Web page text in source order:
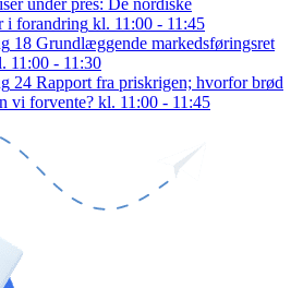
i forandring kl. 11:00 - 11:45
18 Grundlæggende markedsføringsret
11:00 - 11:30
24 Rapport fra priskrigen; hvorfor brød
vi forvente? kl. 11:00 - 11:45